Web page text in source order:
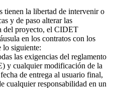
tienen la libertad de intervenir o
y de paso alterar las
del proyecto, el CIDET
en los contratos con los
lo siguiente:
las exigencias del reglamento
y cualquier modificación de la
de entrega al usuario final,
cualquier responsabilidad en un